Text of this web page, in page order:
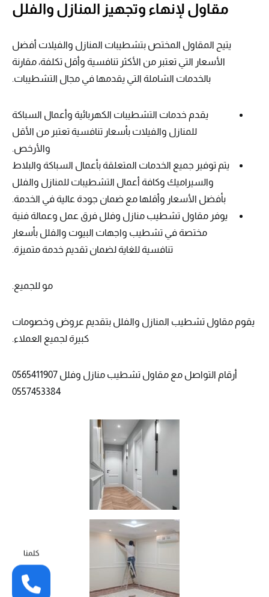
مقاول لإنهاء وتجهيز المنازل والفلل
يتيح المقاول المختص بتشطيبات المنازل والفيلات أفضل
الأسعار التي تعتبر من الأكثر تنافسية وأقل تكلفة، مقارنة
بالخدمات الشاملة التي يقدمها في مجال التشطيبات.
يقدم خدمات التشطيبات الكهربائية وأعمال السباكة
للمنازل والفيلات بأسعار تنافسية تعتبر من الأقل
والأرخص.
يتم توفير جميع الخدمات المتعلقة بأعمال السباكة والبلاط
والسيراميك وكافة أعمال التشطيبات للمنازل والفلل
بأفضل الأسعار وأقلها مع ضمان جودة عالية في الخدمة.
يوفر مقاول تشطيب منازل وفلل فرق عمل وعمالة فنية
مختصة في تشطيب واجهات البيوت والفلل بأسعار
تنافسية للغاية لضمان تقديم خدمة متميزة.
مو للجميع.
يقوم مقاول تشطيب المنازل والفلل بتقديم عروض وخصومات
كبيرة لجميع العملاء.
أرقام التواصل مع مقاول تشطيب منازل وفلل 0565411907
0557453384
كلمنا